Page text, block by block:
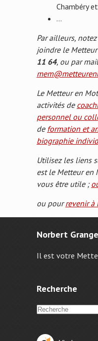
Chambéry
…
Par ailleurs,
joindre le
11 64, ou par
Le Metteur en
activités de
personnel ou
de formation et
biographie
Utilisez les liens
est le Metteur en
vous être utile ;
ou pourrevenir à
Norbert
Il est votre
Recherche